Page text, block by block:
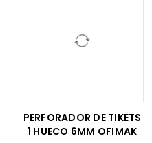
PERFORADOR DE TIKETS
1 HUECO 6MM OFIMAK